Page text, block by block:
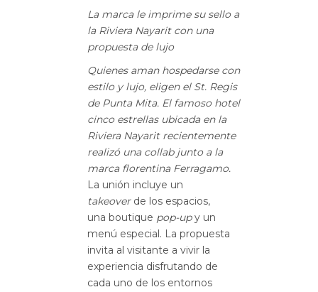
La marca le imprime su sello a
la Riviera Nayarit con una
propuesta de lujo
Quienes aman hospedarse con
estilo y lujo, eligen el St. Regis
de Punta Mita. El famoso hotel
cinco estrellas ubicada en la
Riviera Nayarit recientemente
realizó una collab junto a la
marca florentina Ferragamo.
La unión incluye un
takeoverde los espacios,
una boutique pop-upy un
menú especial. La propuesta
invita al visitante a vivir la
experiencia disfrutando de
cada uno de los entornos